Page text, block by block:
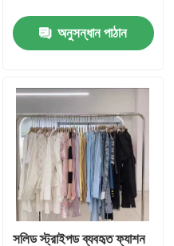
অনুসন্ধান পাঠান
সলিড স্ট্রাইপড ব্যবহৃত ফ্যাশন